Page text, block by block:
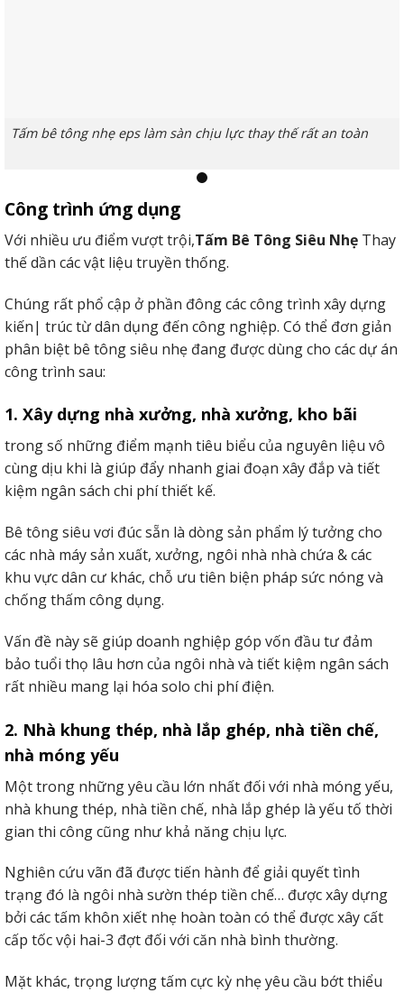
Tấm bê tông nhẹ eps làm sàn chịu lực thay thế rất an toàn
2. Làm vách ngăn trang trí nội, ngoại thất
Các sản phẩm tấm panel siêu nhẹ rấtưng ý để triển khai
vách chặn hoặc hoàn thiện nội/thiết kế bên ngoài.
Vật liệu này ít bị ngốn mòn hoặc thiếu tính tính bổ ích vốn
tất cả của chính nó sinh sống các khu vực liên tục giao tiếp
với nhiệt độ, nhiệt độ & lượng nước lớn.
ngăn lau chùi, vách ngăn nhà bếp, công sở hay trang trí
tường thiết kế bên ngoài,…
3. Ứng dụng làm sàn siêu nhẹ
Ứng dụng làm cho sàn là 1 giữa những ứng dụng khôn
xiết phổ biến của tấm siêu nhẹ lắpcấy.
Công trình ứng dụng
Với nhiều ưu điểm vượt trội,Tấm Bê Tông Siêu Nhẹ Thay
thế dần các vật liệu truyền thống.
Chúng rất phổ cập ở phần đông các công trình xây dựng
kiến| ​​trúc từ dân dụng đến công nghiệp. Có thể đơn giản
phân biệt bê tông siêu nhẹ đang được dùng cho các dự án
công trình sau:
1. Xây dựng nhà xưởng, nhà xưởng, kho bãi
trong số những điểm mạnh tiêu biểu của nguyên liệu vô
cùng dịu khi là giúp đẩy nhanh giai đoạn xây đắp và tiết
kiệm ngân sách chi phí thiết kế.
Bê tông siêu vơi đúc sẵn là dòng sản phẩm lý tưởng cho
các nhà máy sản xuất, xưởng, ngôi nhà nhà chứa & các
khu vực dân cư khác, chỗ ưu tiên biện pháp sức nóng và
chống thấm công dụng.
Vấn đề này sẽ giúp doanh nghiệp góp vốn đầu tư đảm
bảo tuổi thọ lâu hơn của ngôi nhà và tiết kiệm ngân sách
rất nhiều mang lại hóa solo chi phí điện.
2. Nhà khung thép, nhà lắp ghép, nhà tiền chế,
nhà móng yếu
Một trong những yêu cầu lớn nhất đối với nhà móng yếu,
nhà khung thép, nhà tiền chế, nhà lắp ghép là yếu tố thời
gian thi công cũng như khả năng chịu lực.
Nghiên cứu vãn đã được tiến hành để giải quyết tình
trạng đó là ngôi nhà sườn thép tiền chế… được xây dựng
bởi các tấm khôn xiết nhẹ hoàn toàn có thể được xây cất
cấp tốc vội hai-3 đợt đối với căn nhà bình thường.
Mặt khác, trọng lượng tấm cực kỳ nhẹ yêu cầu bớt thiểu